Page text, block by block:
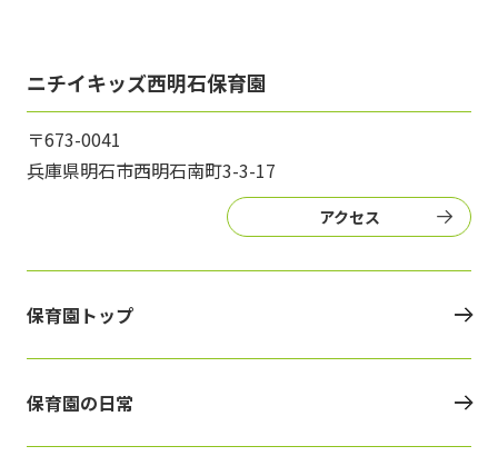
ニチイキッズ西明石保育園
〒673-0041
兵庫県明石市西明石南町3-3-17
アクセス
保育園トップ
保育園の日常